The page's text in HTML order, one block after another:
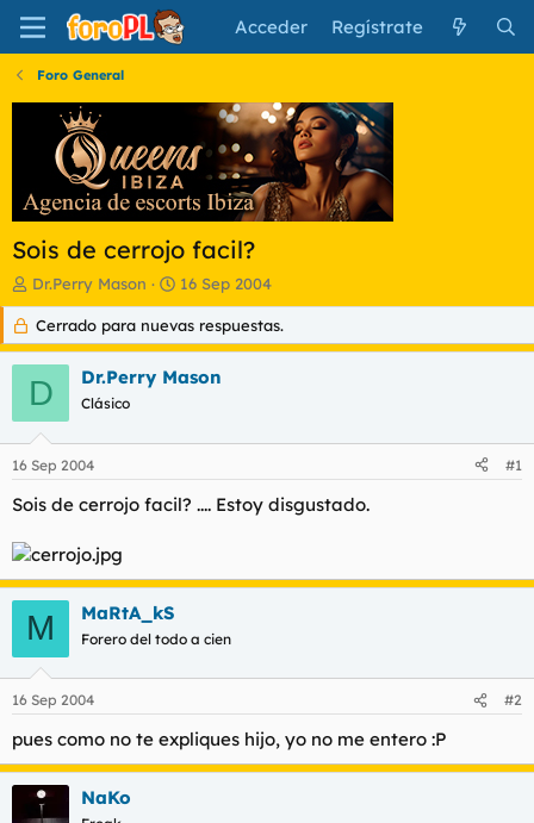
Acceder Regístrate
Foro General
Sois de cerrojo facil?
I
n
c
i
a
d
o
d
e
e
m
a
Dr.Perry Mason
F
e
c
h
d
i
c
16 Sep 2004
Cerrado para nuevas respuestas.
D Dr.Perry Mason
Clásico
16 Sep 2004 #1
Sois de cerrojo facil? .... Estoy disgustado.
M MaRtA_kS
Forero del todo a cien
16 Sep 2004 #2
pues como no te expliques hijo, yo no me entero :P
NaKo